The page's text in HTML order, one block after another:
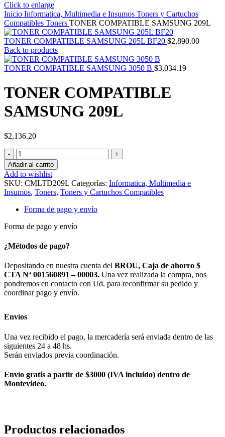
Click to enlarge
Inicio Informatica, Multimedia e Insumos Toners y Cartuchos
Compatibles Toners TONER COMPATIBLE SAMSUNG 209L
TONER COMPATIBLE SAMSUNG 205L BF20 $2,890.00
Back to products
TONER COMPATIBLE SAMSUNG 3050 B $3,034.19
TONER COMPATIBLE
SAMSUNG 209L
$2,136.20
TONER
COMPATIBLE
SAMSUNG
209L
cantidad
Añadir al carrito
Add to wishlist
SKU: CMLTD209L Categorías: Informatica, Multimedia e
Insumos, Toners, Toners y Cartuchos Compatibles
Forma de pago y envío
Forma de pago y envío
¿Métodos de pago?
Depositando en nuestra cuenta del BROU, Caja de ahorro $
CTA Nª 001560891 – 00003. Una vez realizada la compra, nos
pondremos en contacto con Ud. para reconfirmar su pedido y
coordinar pago y envío.
Envíos
Una vez recibido el pago, la mercadería será enviada dentro de las
siguientes 24 a 48 hs.
Serán enviados previa coordinación.
Envío gratis a partir de $3000 (IVA incluido) dentro de
Montevideo.
Productos relacionados